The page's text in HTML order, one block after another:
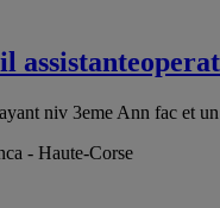
niv 3eme Ann fac et
- Haute-Corse